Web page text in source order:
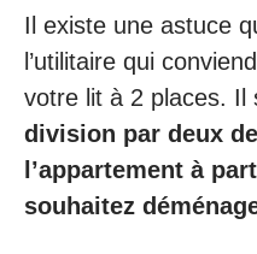
Il existe une astuce
l’utilitaire qui
votre lit à 2 places. Il
division par deux
l’appartement à
souhaitez